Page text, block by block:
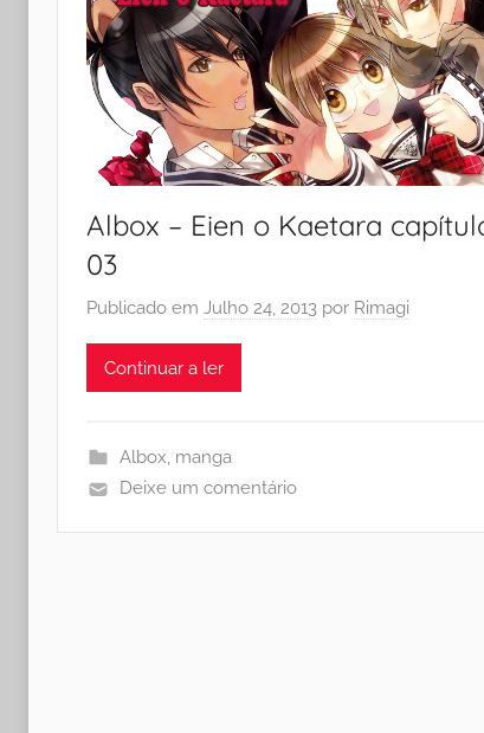
Albox – Eien o Kaetara
03
Publicado em Julho 24, 2013 por Rimagi
Continuar a ler
Albox, manga
Deixe um comentário